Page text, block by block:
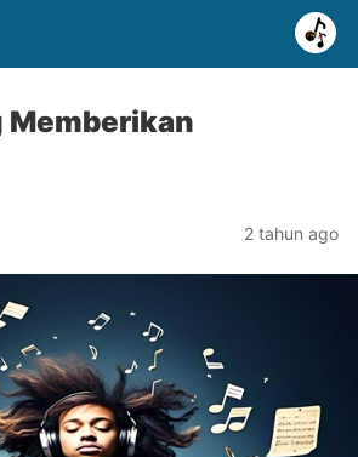
Memberikan
2 tahun ago